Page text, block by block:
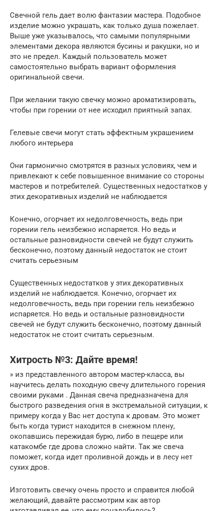
Свечной гель дает волю фантазии мастера. Подобное
изделие можно украшать, как только душа пожелает.
Выше уже указывалось, что самыми популярными
элементами декора являются бусины и ракушки, но и
это не предел. Каждый пользователь может
самостоятельно выбрать вариант оформления
оригинальной свечи.
При желании такую свечку можно ароматизировать,
чтобы при горении от нее исходил приятный запах.
Гелевые свечи могут стать эффектным украшением
любого интерьера
Они гармонично смотрятся в разных условиях, чем и
привлекают к себе повышенное внимание со стороны
мастеров и потребителей. Существенных недостатков у
этих декоративных изделий не наблюдается
Конечно, огорчает их недолговечность, ведь при
горении гель неизбежно испаряется. Но ведь и
остальные разновидности свечей не будут служить
бесконечно, поэтому данный недостаток не стоит
считать серьезным
Существенных недостатков у этих декоративных
изделий не наблюдается. Конечно, огорчает их
недолговечность, ведь при горении гель неизбежно
испаряется. Но ведь и остальные разновидности
свечей не будут служить бесконечно, поэтому данный
недостаток не стоит считать серьезным.
Хитрость №3: Дайте время!
» из представленного автором мастер-класса, вы
научитесь делать походную свечу длительного горения
своими руками . Данная свеча предназначена для
быстрого разведения огня в экстремальной ситуации, к
примеру когда у Вас нет доступа к дровам. Это может
быть когда турист находится в снежном плену,
окопавшись пережидая бурю, либо в пещере или
катакомбе где дрова сложно найти. Так же свеча
поможет, когда идет проливной дождь и в лесу нет
сухих дров.
Изготовить свечку очень просто и справится любой
желающий, давайте рассмотрим как автор